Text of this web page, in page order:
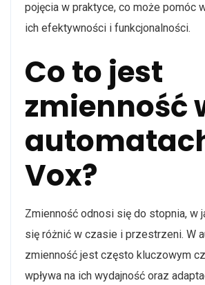
pojęcia w praktyce, co może pomóc
ich efektywności i funkcjonalności.
Co to jest
zmienność
Vox?
Zmienność odnosi się do stopnia, w
się różnić w czasie i przestrzeni. W
zmienność jest często kluczowym
wpływa na ich wydajność oraz